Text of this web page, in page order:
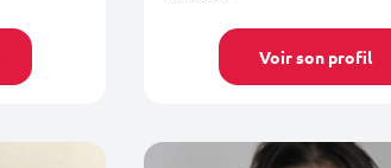
Voir son profil